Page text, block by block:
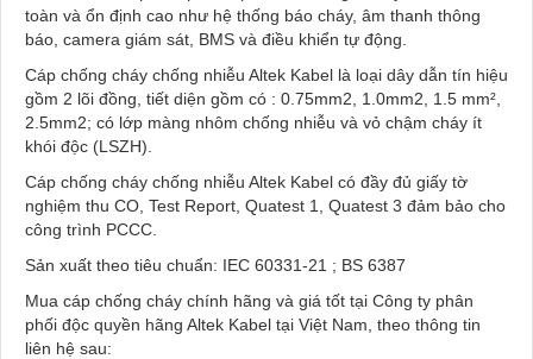
toàn và ổn định cao như hệ thống báo cháy, âm thanh thông
báo, camera giám sát, BMS và điều khiển tự động.
Cáp chống cháy chống nhiễu Altek Kabel là loại dây dẫn tín hiệu
gồm 2 lõi đồng, tiết diện gồm có : 0.75mm2, 1.0mm2, 1.5 mm²,
2.5mm2; có lớp màng nhôm chống nhiễu và vỏ chậm cháy ít
khói độc (LSZH).
Cáp chống cháy chống nhiễu Altek Kabel có đầy đủ giấy tờ
nghiệm thu CO, Test Report, Quatest 1, Quatest 3 đảm bảo cho
công trình PCCC.
Sản xuất theo tiêu chuẩn: IEC 60331-21 ; BS 6387
Mua cáp chống cháy chính hãng và giá tốt tại Công ty phân
phối độc quyền hãng Altek Kabel tại Việt Nam, theo thông tin
liên hệ sau: